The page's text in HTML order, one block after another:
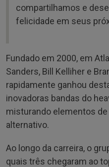
compartilhamos e
felicidade em seus
Fundado em 2000, em
Sanders, Bill Kelliher e
rapidamente ganhou
inovadoras bandas do
misturando elementos de
alternativo.
Ao longo da carreira, o
quais três chegaram ao